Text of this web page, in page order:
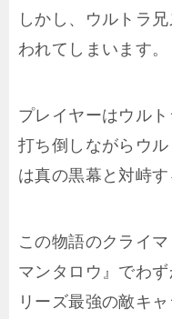
しかし、ウルトラ
われてしまいます。
プレイヤーはウル
打ち倒しながらウ
は真の黒幕と対峙す
この物語のクライ
マンタロウ』でわ
リーズ最強の敵キ